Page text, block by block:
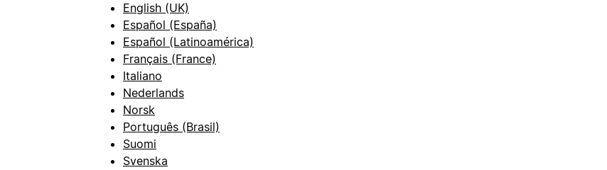
English (UK)
Español (España)
Español (Latinoamérica)
Français (France)
Italiano
Nederlands
Norsk
Português (Brasil)
Suomi
Svenska